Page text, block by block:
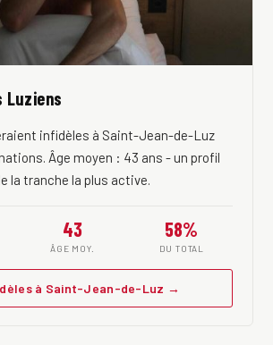
Luziens
infidèles à Saint-Jean-de-Luz
Âge moyen : 43 ans - un profil
la tranche la plus active.
43
ÂGE MOY.
58%
DU TOTAL
à Saint-Jean-de-Luz →